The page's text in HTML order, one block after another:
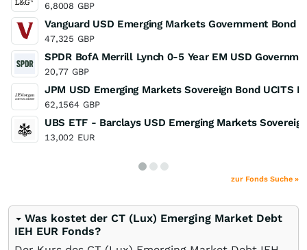
6,8008 GBP
Vanguard USD Emerging Markets Government Bond
47,325 GBP
SPDR BofA Merrill Lynch 0-5 Year EM USD
20,77 GBP
JPM USD Emerging Markets Sovereign Bond UCITS
62,1564 GBP
UBS ETF - Barclays USD Emerging Markets
13,002 EUR
zur Fonds Suche »
Was kostet der CT (Lux) Emerging Market Debt
IEH EUR Fonds?